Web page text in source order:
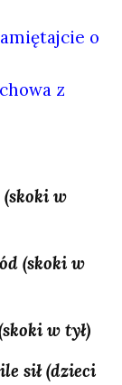
o
z
(skoki w
(skoki w
w tył)
(dzieci